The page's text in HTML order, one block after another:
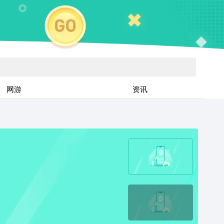
网游 资讯